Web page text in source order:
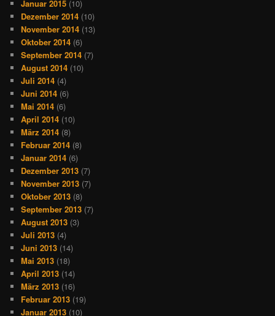
Januar 2015 (10)
Dezember 2014 (10)
November 2014 (13)
Oktober 2014 (6)
September 2014 (7)
August 2014 (10)
Juli 2014 (4)
Juni 2014 (6)
Mai 2014 (6)
April 2014 (10)
März 2014 (8)
Februar 2014 (8)
Januar 2014 (6)
Dezember 2013 (7)
November 2013 (7)
Oktober 2013 (8)
September 2013 (7)
August 2013 (3)
Juli 2013 (4)
Juni 2013 (14)
Mai 2013 (18)
April 2013 (14)
März 2013 (16)
Februar 2013 (19)
Januar 2013 (10)